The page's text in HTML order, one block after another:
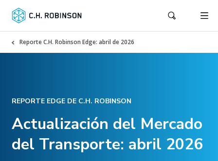
Reporte C.H. Robinson Edge: abril de 2026
REPORTE EDGE DE C.H. ROBINSON
Actualización del Mercado
del Transporte: abril 2026